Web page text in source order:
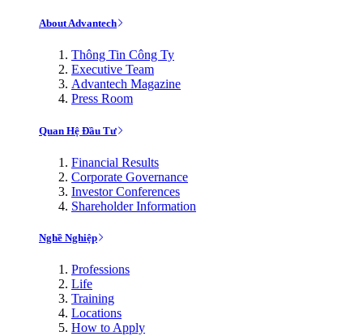
About Advantech
Thông Tin Công Ty
Executive Team
Advantech Magazine
Press Room
Quan Hệ Đầu Tư
Financial Results
Corporate Governance
Investor Conferences
Shareholder Information
Nghề Nghiệp
Professions
Life
Training
Locations
How to Apply